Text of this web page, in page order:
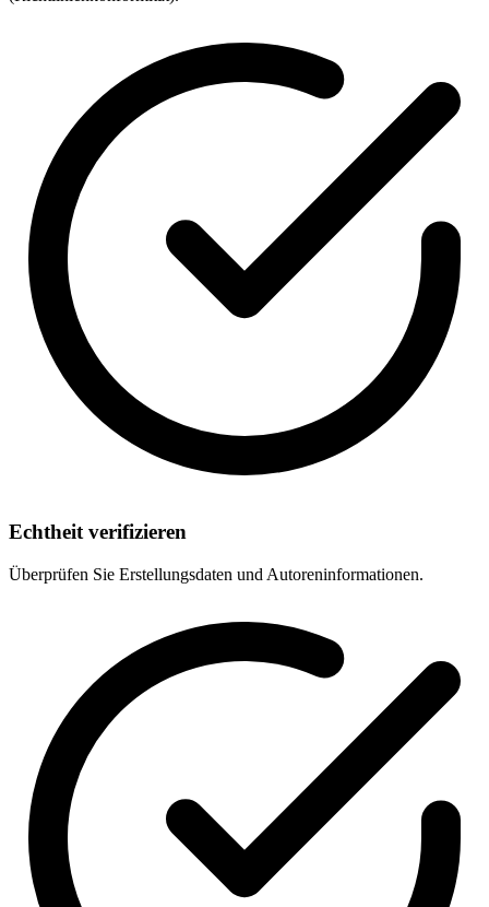
Echtheit verifizieren
Überprüfen Sie Erstellungsdaten und Autoreninformationen.